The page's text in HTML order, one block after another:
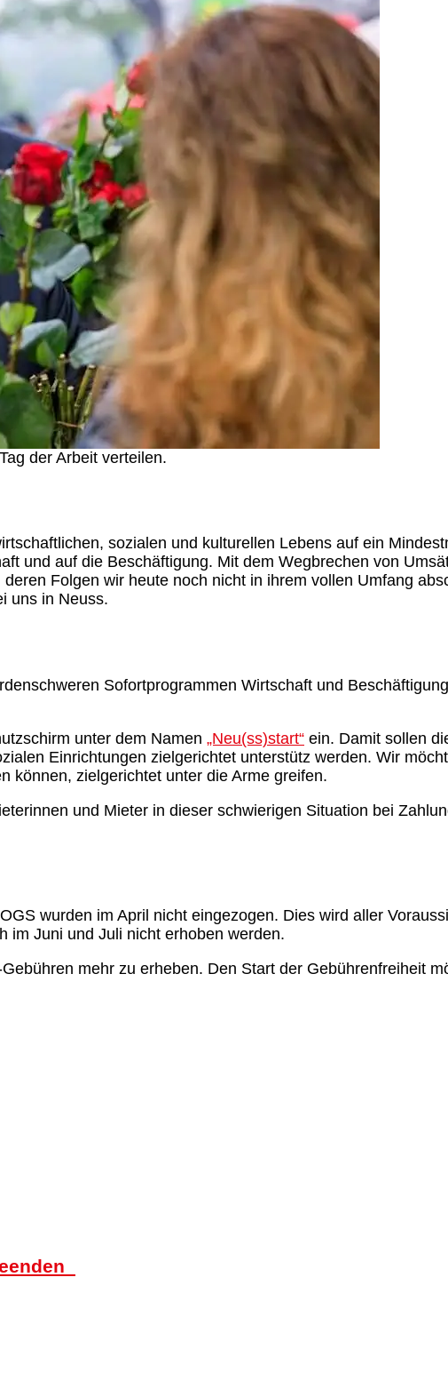
der Arbeit verteilen.
sozialen und kulturellen Lebens auf ein
und auf die Beschäftigung. Mit dem Wegbrechen von
Folgen wir heute noch nicht in ihrem vollen Umfang
uns in Neuss.
Sofortprogrammen Wirtschaft und
unter dem Namen „Neu(ss)start“ ein. Damit sollen
Einrichtungen zielgerichtet unterstütz werden. Wir
können, zielgerichtet unter die Arme greifen.
und Mieter in dieser schwierigen Situation bei
wurden im April nicht eingezogen. Dies wird aller
im Juni und Juli nicht erhoben werden.
mehr zu erheben. Den Start der Gebührenfreiheit